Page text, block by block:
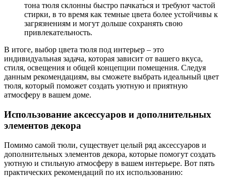
тона тюля склонны быстро пачкаться и требуют частой
стирки, в то время как темные цвета более устойчивы к
загрязнениям и могут дольше сохранять свою
привлекательность.
В итоге, выбор цвета тюля под интерьер – это
индивидуальная задача, которая зависит от вашего вкуса,
стиля, освещения и общей концепции помещения. Следуя
данным рекомендациям, вы сможете выбрать идеальный цвет
тюля, который поможет создать уютную и приятную
атмосферу в вашем доме.
Использование аксессуаров и дополнительных
элементов декора
Помимо самой тюли, существует целый ряд аксессуаров и
дополнительных элементов декора, которые помогут создать
уютную и стильную атмосферу в вашем интерьере. Вот пять
практических рекомендаций по их использованию: